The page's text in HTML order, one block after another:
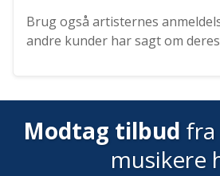
Brug også artisternes
andre kunder har sagt om
Modtag tilbud
musikere